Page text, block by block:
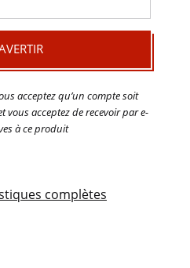
acceptez qu’un compte soit
vous acceptez de recevoir par e-
à ce produit
complètes